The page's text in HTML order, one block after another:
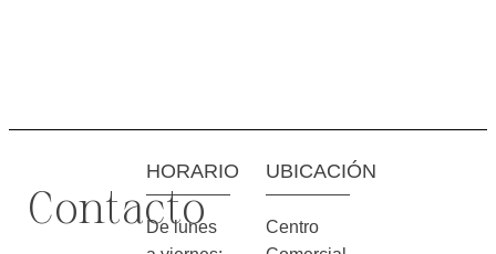
Contacto
HORARIO
De lunes
UBICACIÓN
Centro